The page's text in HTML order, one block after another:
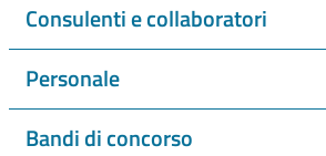
Consulenti e collaboratori
Personale
Bandi di concorso